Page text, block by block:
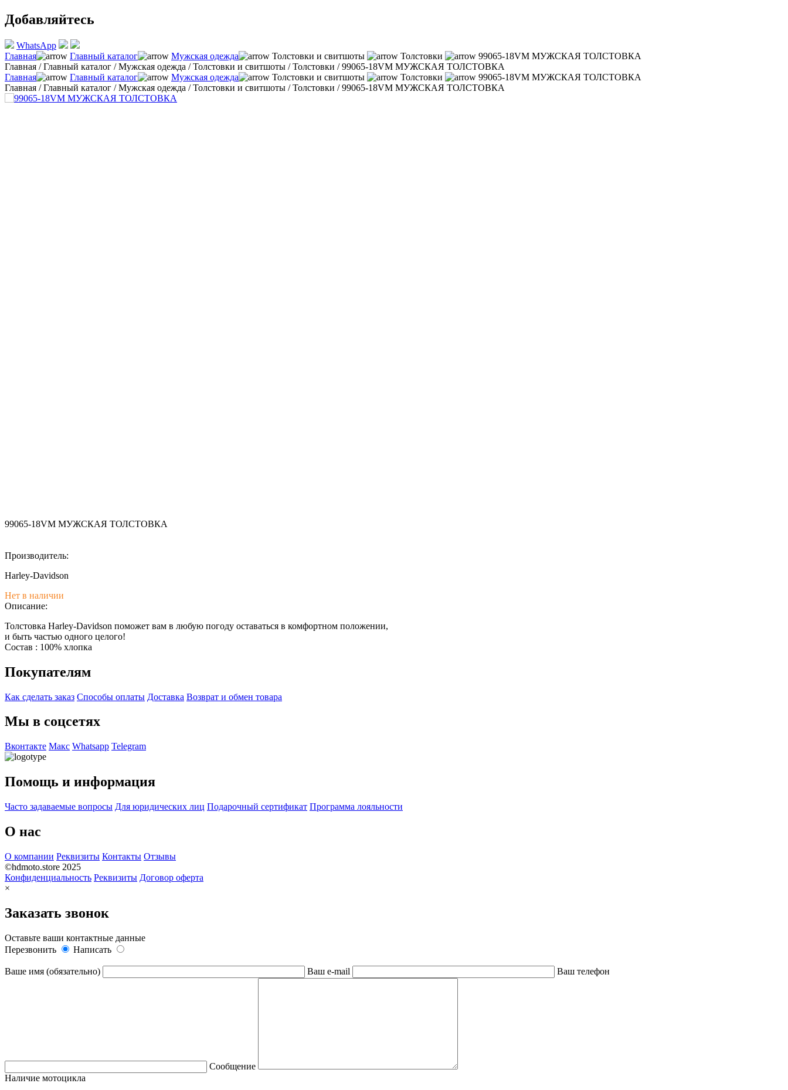
Добавляйтесь
WhatsApp
Главная
Главный каталог Мужская одежда Толстовки и свитшоты Толстовки
99065-18VM МУЖСКАЯ ТОЛСТОВКА
Главная /Главный каталог /Мужская одежда /Толстовки и свитшоты /Толстовки /99065-18VM МУЖСКАЯ ТОЛСТОВКА
Главная
Главный каталог Мужская одежда Толстовки и свитшоты Толстовки
99065-18VM МУЖСКАЯ ТОЛСТОВКА
Главная /Главный каталог /Мужская одежда /Толстовки и свитшоты /Толстовки /99065-18VM МУЖСКАЯ ТОЛСТОВКА
99065-18VM МУЖСКАЯ ТОЛСТОВКА
Производитель:
Harley-Davidson
Нет в наличии
Описание:
Толстовка Harley-Davidson поможет вам в любую погоду оставаться в комфортном положении,
и быть частью одного целого!
Состав : 100% хлопка
Покупателям
Как сделать заказ Способы оплаты Доставка Возврат и обмен товара
Мы в соцсетях
Вконтакте Макс Whatsapp Telegram
Помощь и информация
Часто задаваемые вопросы Для юридических лиц Подарочный сертификат Программа лояльности
О нас
О компании Реквизиты Контакты Отзывы
©hdmoto.store 2025
Конфиденциальность Реквизиты Договор оферта
×
Заказать звонок
Оставьте ваши контактные данные
Перезвонить
Написать
Ваше имя (обязательно) Ваш e-mail Ваш телефон
Сообщение
Наличие мотоцикла